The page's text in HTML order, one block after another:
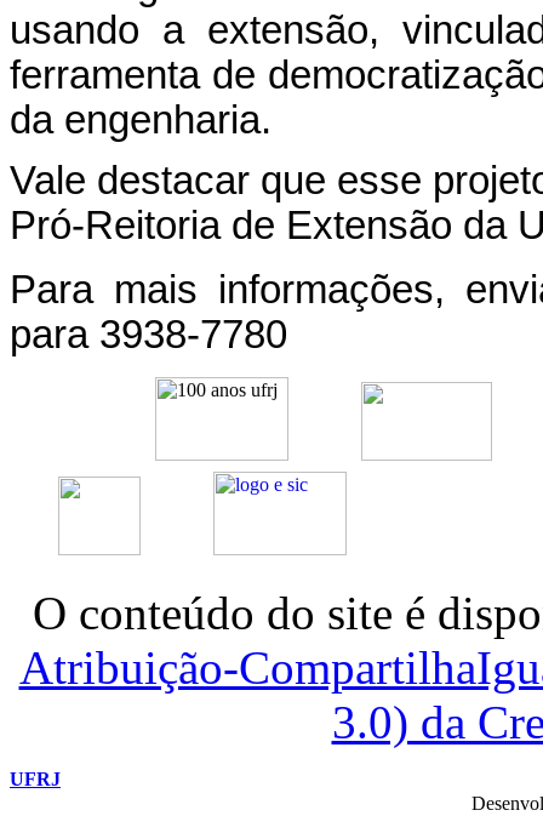
usando a extensão,
ferramenta de
da engenharia.
Vale destacar que esse
Pró-Reitoria de Extensão da
Para mais informações,
para 3938-7780
O conteúdo do site é
Atribuição-
3.0) da
UFRJ